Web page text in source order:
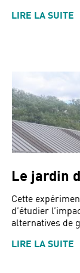
LIRE LA SUITE
Le jardin
Cette
d’étudier
alternatives de
LIRE LA SUITE